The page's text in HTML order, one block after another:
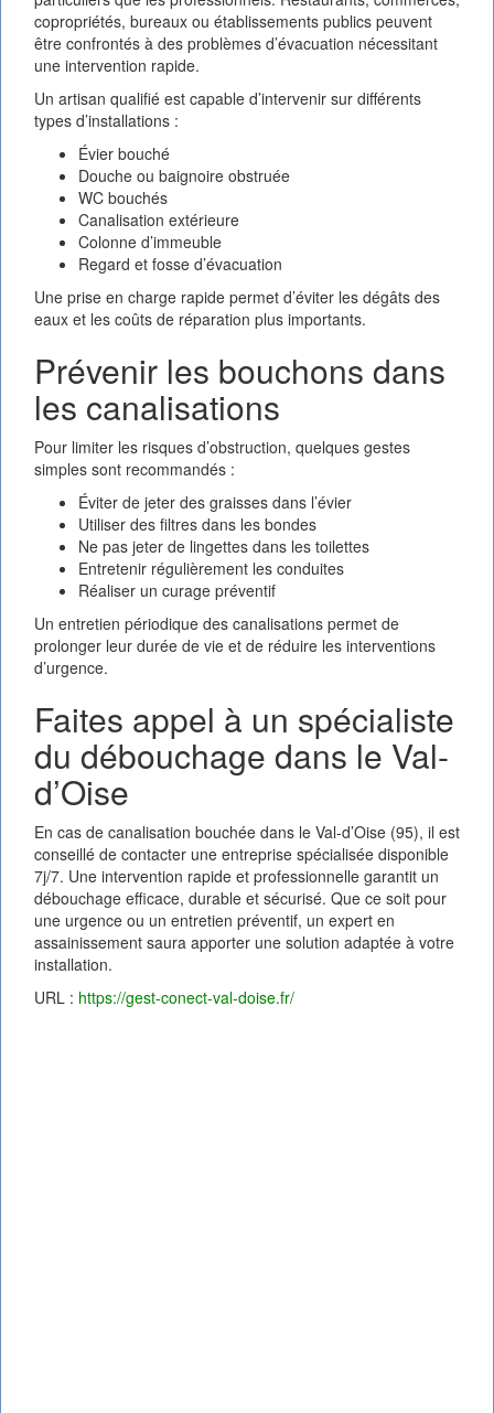
copropriétés, bureaux ou établissements publics peuvent
être confrontés à des problèmes d’évacuation nécessitant
une intervention rapide.
Un artisan qualifié est capable d’intervenir sur différents
types d’installations :
Évier bouché
Douche ou baignoire obstruée
WC bouchés
Canalisation extérieure
Colonne d’immeuble
Regard et fosse d’évacuation
Une prise en charge rapide permet d’éviter les dégâts des
eaux et les coûts de réparation plus importants.
Prévenir les bouchons dans
les canalisations
Pour limiter les risques d’obstruction, quelques gestes
simples sont recommandés :
Éviter de jeter des graisses dans l’évier
Utiliser des filtres dans les bondes
Ne pas jeter de lingettes dans les toilettes
Entretenir régulièrement les conduites
Réaliser un curage préventif
Un entretien périodique des canalisations permet de
prolonger leur durée de vie et de réduire les interventions
d’urgence.
Faites appel à un spécialiste
du débouchage dans le Val-
d’Oise
En cas de canalisation bouchée dans le Val-d’Oise (95), il est
conseillé de contacter une entreprise spécialisée disponible
7j/7. Une intervention rapide et professionnelle garantit un
débouchage efficace, durable et sécurisé. Que ce soit pour
une urgence ou un entretien préventif, un expert en
assainissement saura apporter une solution adaptée à votre
installation.
URL : https://gest-conect-val-doise.fr/